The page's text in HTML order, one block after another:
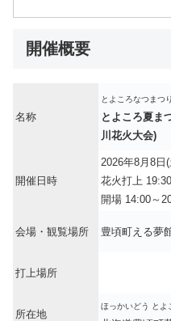
開催概要
名称
とよころなつまつ
とよころ夏ま
川花火大会)
開催日時
2026年8月8日
花火打上
開場 14:00～
会場・観覧場所 豊頃町える夢
打上場所
所在地
ほっかいどう とよ